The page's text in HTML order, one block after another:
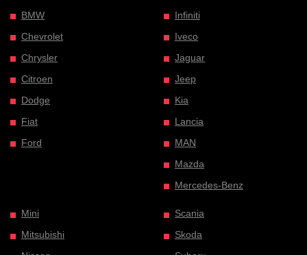
BMW
Chevrolet
Chrysler
Citroen
Dodge
Fiat
Ford
Infiniti
Iveco
Jaguar
Jeep
Kia
Lancia
MAN
Mazda
Mercedes-Benz
Mini
Mitsubishi
Scania
Skoda